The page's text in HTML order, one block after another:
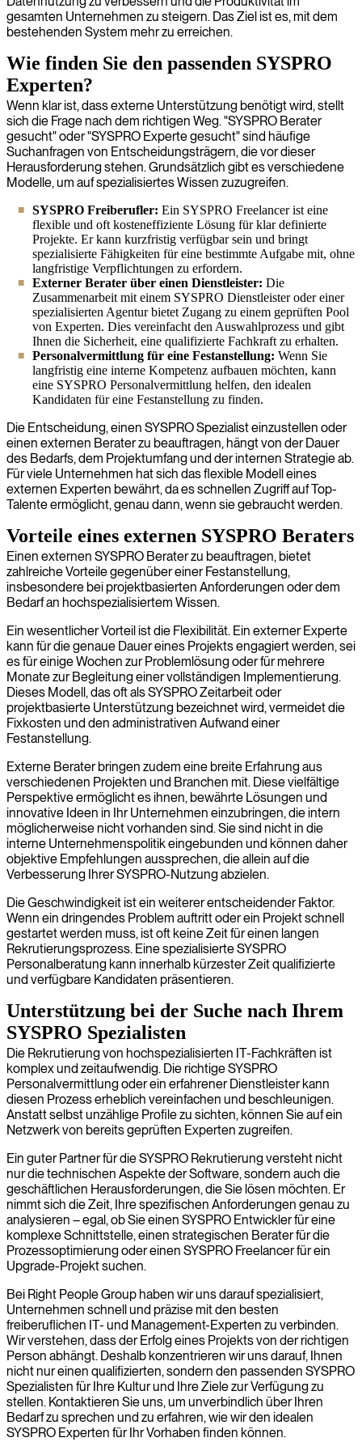
gesamten Unternehmen zu steigern. Das Ziel ist es, mit dem
bestehenden System mehr zu erreichen.
Wie finden Sie den passenden SYSPRO
Experten?
Wenn klar ist, dass externe Unterstützung benötigt wird, stellt
sich die Frage nach dem richtigen Weg. "SYSPRO Berater
gesucht" oder "SYSPRO Experte gesucht" sind häufige
Suchanfragen von Entscheidungsträgern, die vor dieser
Herausforderung stehen. Grundsätzlich gibt es verschiedene
Modelle, um auf spezialisiertes Wissen zuzugreifen.
SYSPRO Freiberufler: Ein SYSPRO Freelancer ist eine
flexible und oft kosteneffiziente Lösung für klar definierte
Projekte. Er kann kurzfristig verfügbar sein und bringt
spezialisierte Fähigkeiten für eine bestimmte Aufgabe mit, ohne
langfristige Verpflichtungen zu erfordern.
Externer Berater über einen Dienstleister: Die
Zusammenarbeit mit einem SYSPRO Dienstleister oder einer
spezialisierten Agentur bietet Zugang zu einem geprüften Pool
von Experten. Dies vereinfacht den Auswahlprozess und gibt
Ihnen die Sicherheit, eine qualifizierte Fachkraft zu erhalten.
Personalvermittlung für eine Festanstellung: Wenn Sie
langfristig eine interne Kompetenz aufbauen möchten, kann
eine SYSPRO Personalvermittlung helfen, den idealen
Kandidaten für eine Festanstellung zu finden.
Die Entscheidung, einen SYSPRO Spezialist einzustellen oder
einen externen Berater zu beauftragen, hängt von der Dauer
des Bedarfs, dem Projektumfang und der internen Strategie ab.
Für viele Unternehmen hat sich das flexible Modell eines
externen Experten bewährt, da es schnellen Zugriff auf Top-
Talente ermöglicht, genau dann, wenn sie gebraucht werden.
Vorteile eines externen SYSPRO Beraters
Einen externen SYSPRO Berater zu beauftragen, bietet
zahlreiche Vorteile gegenüber einer Festanstellung,
insbesondere bei projektbasierten Anforderungen oder dem
Bedarf an hochspezialisiertem Wissen.
Ein wesentlicher Vorteil ist die Flexibilität. Ein externer Experte
kann für die genaue Dauer eines Projekts engagiert werden, sei
es für einige Wochen zur Problemlösung oder für mehrere
Monate zur Begleitung einer vollständigen Implementierung.
Dieses Modell, das oft als SYSPRO Zeitarbeit oder
projektbasierte Unterstützung bezeichnet wird, vermeidet die
Fixkosten und den administrativen Aufwand einer
Festanstellung.
Externe Berater bringen zudem eine breite Erfahrung aus
verschiedenen Projekten und Branchen mit. Diese vielfältige
Perspektive ermöglicht es ihnen, bewährte Lösungen und
innovative Ideen in Ihr Unternehmen einzubringen, die intern
möglicherweise nicht vorhanden sind. Sie sind nicht in die
interne Unternehmenspolitik eingebunden und können daher
objektive Empfehlungen aussprechen, die allein auf die
Verbesserung Ihrer SYSPRO-Nutzung abzielen.
Die Geschwindigkeit ist ein weiterer entscheidender Faktor.
Wenn ein dringendes Problem auftritt oder ein Projekt schnell
gestartet werden muss, ist oft keine Zeit für einen langen
Rekrutierungsprozess. Eine spezialisierte SYSPRO
Personalberatung kann innerhalb kürzester Zeit qualifizierte
und verfügbare Kandidaten präsentieren.
Unterstützung bei der Suche nach Ihrem
SYSPRO Spezialisten
Die Rekrutierung von hochspezialisierten IT-Fachkräften ist
komplex und zeitaufwendig. Die richtige SYSPRO
Personalvermittlung oder ein erfahrener Dienstleister kann
diesen Prozess erheblich vereinfachen und beschleunigen.
Anstatt selbst unzählige Profile zu sichten, können Sie auf ein
Netzwerk von bereits geprüften Experten zugreifen.
Ein guter Partner für die SYSPRO Rekrutierung versteht nicht
nur die technischen Aspekte der Software, sondern auch die
geschäftlichen Herausforderungen, die Sie lösen möchten. Er
nimmt sich die Zeit, Ihre spezifischen Anforderungen genau zu
analysieren – egal, ob Sie einen SYSPRO Entwickler für eine
komplexe Schnittstelle, einen strategischen Berater für die
Prozessoptimierung oder einen SYSPRO Freelancer für ein
Upgrade-Projekt suchen.
Bei Right People Group haben wir uns darauf spezialisiert,
Unternehmen schnell und präzise mit den besten
freiberuflichen IT- und Management-Experten zu verbinden.
Wir verstehen, dass der Erfolg eines Projekts von der richtigen
Person abhängt. Deshalb konzentrieren wir uns darauf, Ihnen
nicht nur einen qualifizierten, sondern den passenden SYSPRO
Spezialisten für Ihre Kultur und Ihre Ziele zur Verfügung zu
stellen. Kontaktieren Sie uns, um unverbindlich über Ihren
Bedarf zu sprechen und zu erfahren, wie wir den idealen
SYSPRO Experten für Ihr Vorhaben finden können.